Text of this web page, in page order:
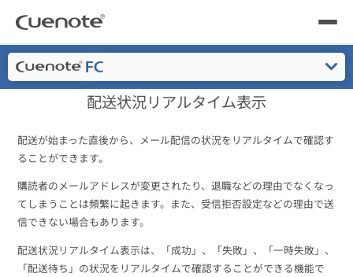
製品
メール配信システム
活用シーントップ
会員獲得／ニーズ把握
コストを抑える
導入事例
サポート
セミナー
特長
機能一覧
料金
よくある質問
Cuenote メール配信システム・メルマガ配信サービス 機能一覧
配送状況リアルタイム表示
配送が始まった直後から、メール配信の状況をリアルタイムで確認す
ることができます。
購読者のメールアドレスが変更されたり、退職などの理由でなくなっ
てしまうことは頻繁に起きます。また、受信拒否設定などの理由で送
信できない場合もあります。
配送状況リアルタイム表示は、「成功」、「失敗」、「一時失敗」、
「配送待ち」の状況をリアルタイムで確認することができる機能で